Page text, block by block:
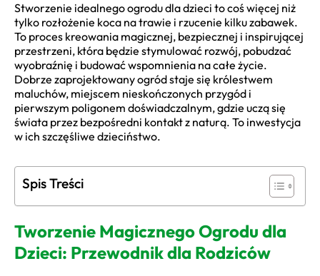
Stworzenie idealnego ogrodu dla dzieci to coś więcej niż
tylko rozłożenie koca na trawie i rzucenie kilku zabawek.
To proces kreowania magicznej, bezpiecznej i inspirującej
przestrzeni, która będzie stymulować rozwój, pobudzać
wyobraźnię i budować wspomnienia na całe życie.
Dobrze zaprojektowany ogród staje się królestwem
maluchów, miejscem nieskończonych przygód i
pierwszym poligonem doświadczalnym, gdzie uczą się
świata przez bezpośredni kontakt z naturą. To inwestycja
w ich szczęśliwe dzieciństwo.
Spis Treści
Tworzenie Magicznego Ogrodu dla
Dzieci: Przewodnik dla Rodziców